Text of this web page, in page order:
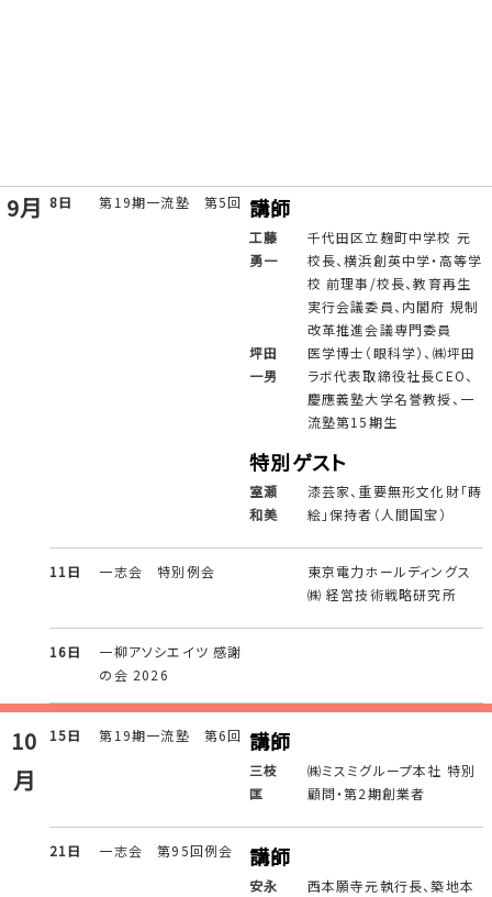
9月 8日 第19期一流塾 第5回 講師
工藤
勇一
千代田区立麹町中学校 元
校長、横浜創英中学・高等学
校 前理事/校長、教育再生
実行会議委員、内閣府 規制
改革推進会議専門委員
坪田
一男
医学博士（眼科学）、㈱坪田
ラボ代表取締役社長CEO、
慶應義塾大学名誉教授、一
流塾第15期生
特別ゲスト
室瀬
和美
漆芸家、重要無形文化財「蒔
絵」保持者（人間国宝）
11日 一志会 特別例会
東京電力ホールディングス
㈱ 経営技術戦略研究所
16日
一柳アソシエイツ 感謝
の会 2026
10
月
15日 第19期一流塾 第6回 講師
三枝
匡
㈱ミスミグループ本社 特別
顧問・第2期創業者
21日 一志会 第95回例会 講師
安永
西本願寺元執行長、築地本